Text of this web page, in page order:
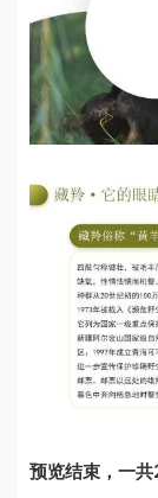
预览结束，一